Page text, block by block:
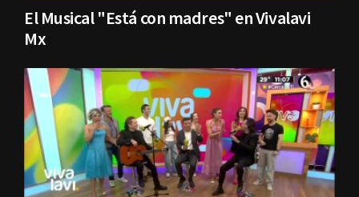
El Musical "Está con madres" en Vivalavi
Mx